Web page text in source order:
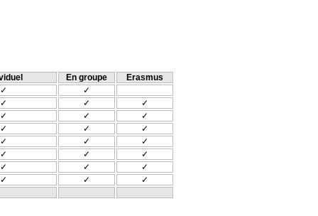
En groupe
Erasmus
✓
✓
✓ ✓
✓
✓ ✓
✓
✓ ✓
✓
✓ ✓
✓
✓ ✓
✓
✓ ✓
✓
✓ ✓
✓